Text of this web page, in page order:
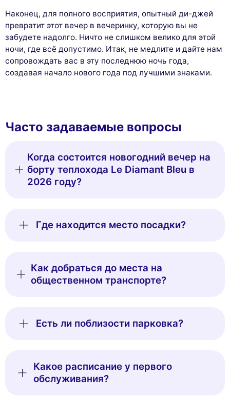
Наконец, для полного восприятия, опытный ди-джей
превратит этот вечер в вечеринку, которую вы не
забудете надолго. Ничто не слишком велико для этой
ночи, где всё допустимо. Итак, не медлите и дайте нам
сопровождать вас в эту последнюю ночь года,
создавая начало нового года под лучшими знаками.
Часто задаваемые вопросы
Когда состоится новогодний вечер на
борту теплохода Le Diamant Bleu в
2026 году?
Где находится место посадки?
Как добраться до места на
общественном транспорте?
Есть ли поблизости парковка?
Какое расписание у первого
обслуживания?